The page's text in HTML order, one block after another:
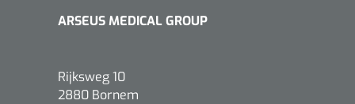
ARSEUS MEDICAL GROUP
Rijksweg 10
2880 Bornem